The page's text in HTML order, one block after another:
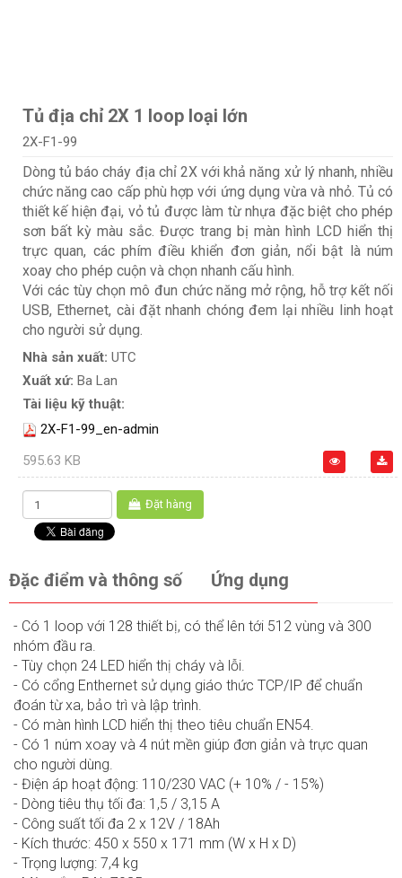
Tủ địa chỉ 2X 1 loop loại lớn
2X-F1-99
Dòng tủ báo cháy địa chỉ 2X với khả năng xử lý nhanh, nhiều
chức năng cao cấp phù hợp với ứng dụng vừa và nhỏ. Tủ có
thiết kế hiện đại, vỏ tủ được làm từ nhựa đặc biệt cho phép
sơn bất kỳ màu sắc. Được trang bị màn hình LCD hiển thị
trực quan, các phím điều khiển đơn giản, nổi bật là núm
xoay cho phép cuộn và chọn nhanh cấu hình.
Với các tùy chọn mô đun chức năng mở rộng, hỗ trợ kết nối
USB, Ethernet, cài đặt nhanh chóng đem lại nhiều linh hoạt
cho người sử dụng.
Nhà sản xuất: UTC
Xuất xứ: Ba Lan
Tài liệu kỹ thuật:
2X-F1-99_en-admin
595.63 KB
Đặt hàng
Đặc điểm và thông số Ứng dụng
- Có 1 loop với 128 thiết bị, có thể lên tới 512 vùng và 300
nhóm đầu ra.
- Tùy chọn 24 LED hiển thị cháy và lỗi.
- Có cổng Enthernet sử dụng giáo thức TCP/IP để chuẩn
đoán từ xa, bảo trì và lập trình.
- Có màn hình LCD hiển thị theo tiêu chuẩn EN54.
- Có 1 núm xoay và 4 nút mền giúp đơn giản và trực quan
cho người dùng.
- Điện áp hoạt động: 110/230 VAC (+ 10% / - 15%)
- Dòng tiêu thụ tối đa: 1,5 / 3,15 A
- Công suất tối đa 2 x 12V / 18Ah
- Kích thước: 450 x 550 x 171 mm (W x H x D)
- Trọng lượng: 7,4 kg